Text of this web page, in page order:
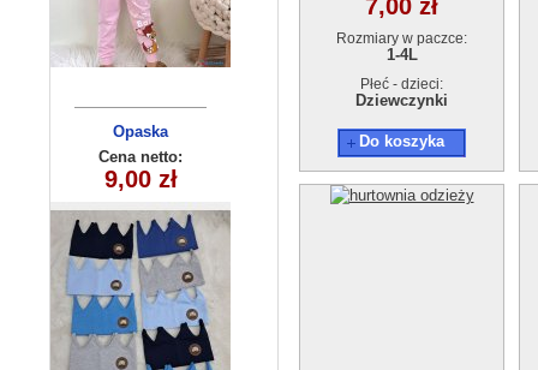
Opaska
dziecięca
250510-4
Cena netto:
9,00 zł
Komplet
dziecięcy
HH-511(8-16)
15szt
Cena netto:
29,00 zł
7,00 zł
Rozmiary w paczce:
1-4L
Płeć - dzieci:
Dziewczynki
Do koszyka